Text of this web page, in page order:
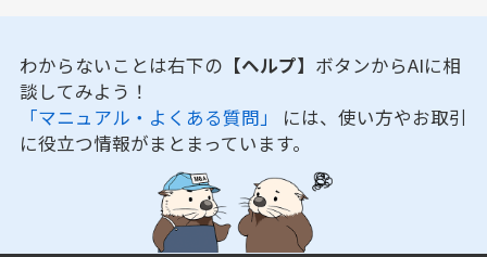
わからないことは右下の 【ヘルプ】 ボタンからAIに相
談してみよう！
「マニュアル・よくある質問」 には、使い方やお取引
に役立つ情報がまとまっています。